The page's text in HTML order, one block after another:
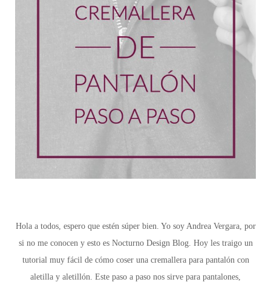
Hola a todos, espero que estén súper bien. Yo soy Andrea Vergara, por
si no me conocen y esto es Nocturno Design Blog. Hoy les traigo un
tutorial muy fácil de cómo coser una cremallera para pantalón con
aletilla y aletillón. Este paso a paso nos sirve para pantalones,